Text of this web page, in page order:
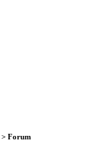
> Forum